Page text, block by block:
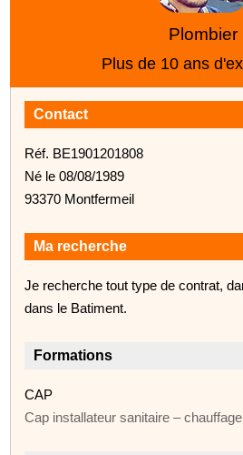
Plombier
Plus de 10 ans
Contact
Réf. BE1901201808
Né le 08/08/1989
93370 Montfermeil
Ma recherche
Je recherche tout type de contrat,
dans le Batiment.
Formations
CAP
Cap installateur sanitaire – chauffage